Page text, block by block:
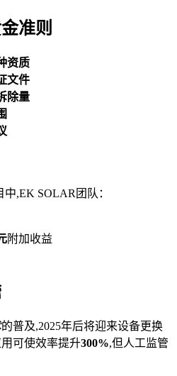
准则
资质
文件
除量
,EK SOLAR团队：
附加收益
的普及,2025年后将迎来设备更换
可使效率提升300%,但人工监管